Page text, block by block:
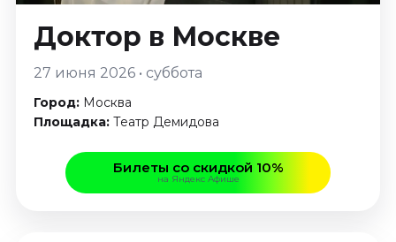
Январь 2027
Стендап
Август 2026
Сентябрь 2026
Ноябрь 2026
Декабрь 2026
Доктор в Москве
27 июня 2026 • суббота
Город: Москва
Площадка: Театр Демидова
Билеты со скидкой 10%
на Яндекс Афише